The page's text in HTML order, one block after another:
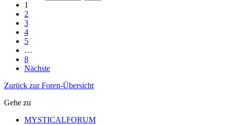
1
2
3
4
5
…
8
Nächste
Zurück zur Foren-Übersicht
Gehe zu
MYSTICALFORUM